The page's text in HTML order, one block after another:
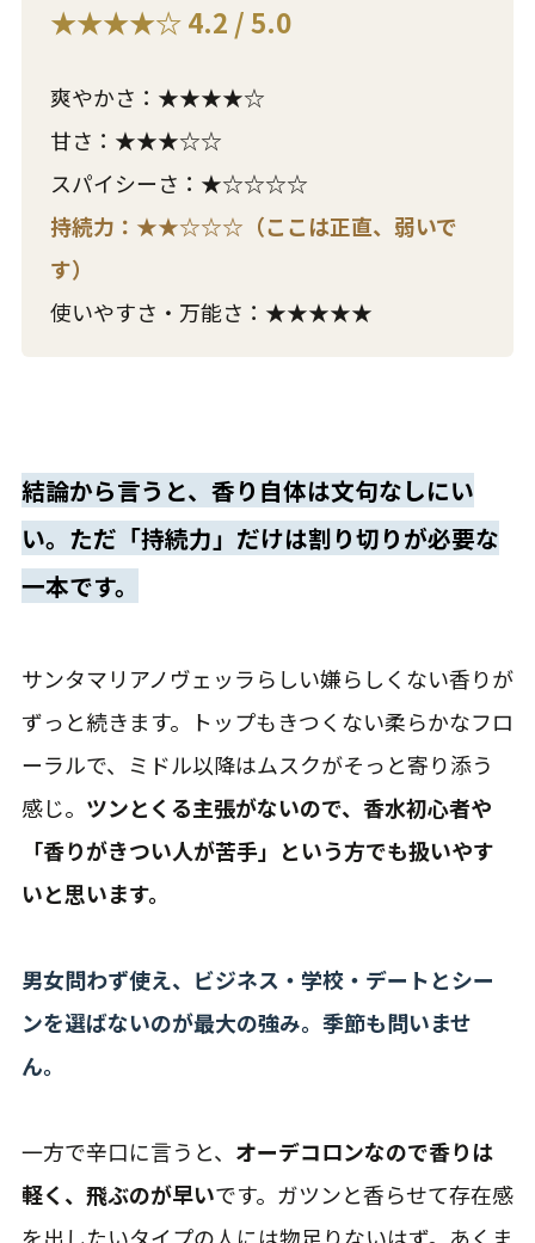
★★★★☆ 4.2 / 5.0
爽やかさ：★★★★☆
甘さ：★★★☆☆
スパイシーさ：★☆☆☆☆
持続力：★★☆☆☆（ここは正直、弱いで
す）
使いやすさ・万能さ：★★★★★
結論から言うと、香り自体は文句なしにい
い。ただ「持続力」だけは割り切りが必要な
一本です。
サンタマリアノヴェッラらしい嫌らしくない香りが
ずっと続きます。トップもきつくない柔らかなフロ
ーラルで、ミドル以降はムスクがそっと寄り添う
感じ。 ツンとくる主張がないので、香水初心者や
「香りがきつい人が苦手」という方でも扱いやす
いと思います。
男女問わず使え、ビジネス・学校・デートとシー
ンを選ばないのが最大の強み。季節も問いませ
ん。
一方で辛口に言うと、 オーデコロンなので香りは
軽く、飛ぶのが早いです。ガツンと香らせて存在感
を出したいタイプの人には物足りないはず。あくま